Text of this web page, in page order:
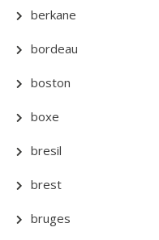
berkane
bordeau
boston
boxe
bresil
brest
bruges